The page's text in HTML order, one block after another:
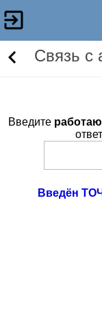
Связь c
Введите
Введён